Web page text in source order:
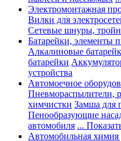
Электромонтажная
Вилки для
Сетевые шнуры,
Батарейки, элементы
Алкалиновые
батарейки
устройства
Автомоечное
Пневмораспылители,
химчистки Замша для
Пенообразующие
автомобиля ...
Автомобильная химия